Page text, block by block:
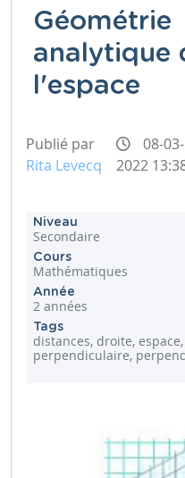
Géométrie
analytique
l'espace
Publié par
Rita Levecq
08-03-
2022
Niveau
Secondaire
Cours
Mathématiques
Année
2 années
Tags
distances, droite,
perpendiculaire,